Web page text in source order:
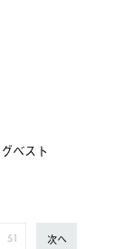
ベスト
51 次へ